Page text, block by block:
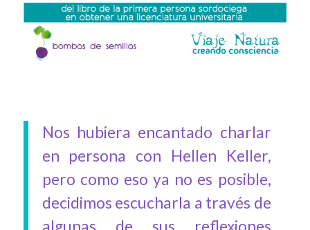
Nos hubiera encantado charlar
en persona con Hellen Keller,
pero como eso ya no es posible,
decidimos escucharla a través de